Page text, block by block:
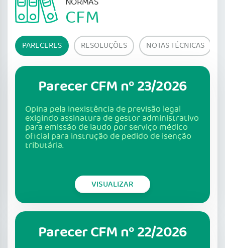
CFM
PARECERES RESOLUÇÕES NOTAS TÉCNICAS
Parecer CFM nº 23/2026
Opina pela inexistência de previsão legal
exigindo assinatura de gestor administrativo
para emissão de laudo por serviço médico
oficial para instrução de pedido de isenção
tributária.
VISUALIZAR
Parecer CFM nº 22/2026